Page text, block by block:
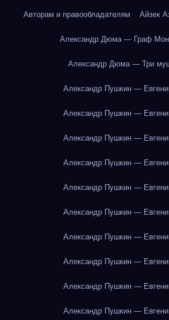
Авторам и правообладателям Айзек
Александр Дюма — Граф
Александр Дюма — Три
Александр Пушкин —
Александр Пушкин —
Александр Пушкин —
Александр Пушкин —
Александр Пушкин —
Александр Пушкин —
Александр Пушкин —
Александр Пушкин —
Александр Пушкин —
Александр Пушкин —